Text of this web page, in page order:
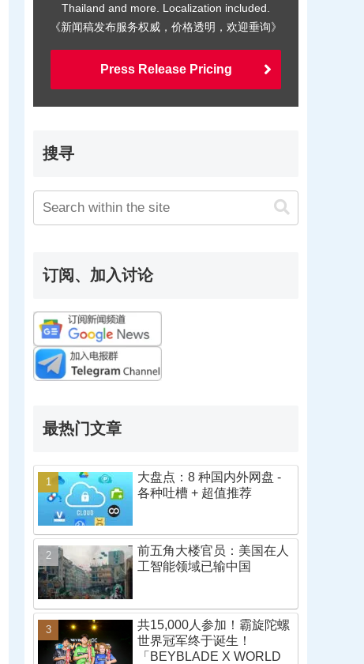
Thailand and more. Localization included.
《新闻稿发布服务权威，价格透明，欢迎垂询》
Press Release Pricing
搜寻
订阅、加入讨论
最热门文章
大盘点：8 种国内外网盘 -
各种吐槽 + 超值推荐
前五角大楼官员：美国在人
工智能领域已输中国
共15,000人参加！霸旋陀螺
世界冠军终于诞生！
「BEYBLADE X WORLD